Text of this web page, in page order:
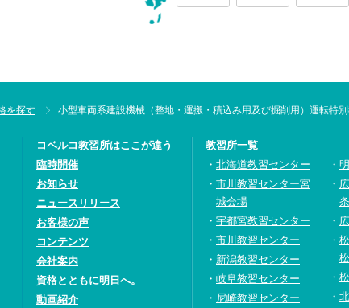
を探す 小型車両系建設機械（整地・運搬・積込み用及び掘削用）運転特
コベルコ教習所はここが違う
臨時開催
お知らせ
ニュースリリース
お客様の声
コンテンツ
会社案内
資格とともに明日へ。
動画紹介
教習所一覧
北海道教習センター
市川教習センター宮
城会場
宇都宮教習センター
市川教習センター
新潟教習センター
岐阜教習センター
尼崎教習センター